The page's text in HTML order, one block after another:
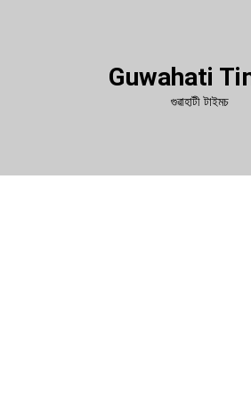
Guwahati
গুৱাহাটী টাইমচ